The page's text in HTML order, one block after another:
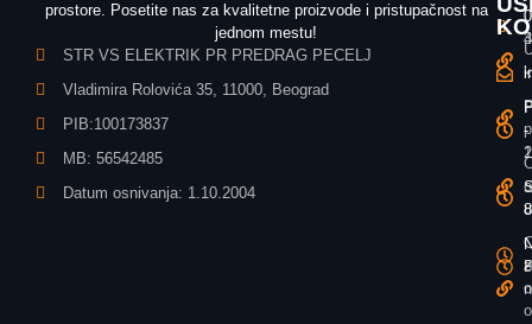
prostore. Posetite nas za kvalitetne proizvode i pristupačnost na
jednom mestu!
STR VS ELEKTRIK PR PREDRAG PECELJ
Vladimira Rolovića 35, 11000, Beograd
PIB:100173837
MB: 56542485
Datum osnivanja: 1.10.2004
-
-